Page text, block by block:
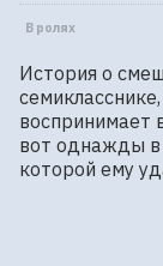
В ролях
История о
воспринимает
вот однажды в
которой ему